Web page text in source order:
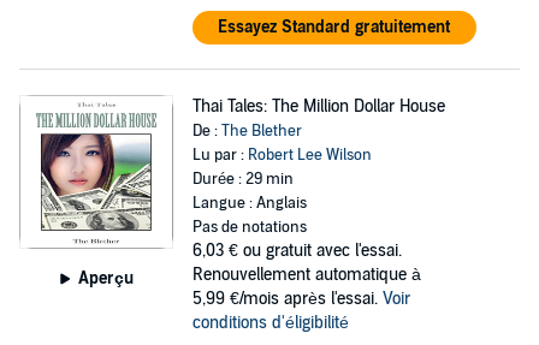
Essayez Standard gratuitement
Aperçu
Thai Tales: The Million Dollar House
De :The Blether
Lu par : Robert Lee Wilson
Durée : 29 min
Langue : Anglais
Pas de notations
6,03 € ou gratuit avec l'essai.
Renouvellement automatique à
5,99 €/mois après l'essai. Voir
conditions d'éligibilité